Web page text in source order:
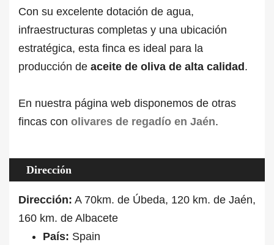
Con su excelente dotación de agua,
infraestructuras completas y una ubicación
estratégica, esta finca es ideal para la
producción de aceite de oliva de alta calidad .
En nuestra página web disponemos de otras
fincas con olivares de regadío en Jaén.
Dirección
Dirección: A 70km. de Úbeda, 120 km. de Jaén,
160 km. de Albacete
País: Spain